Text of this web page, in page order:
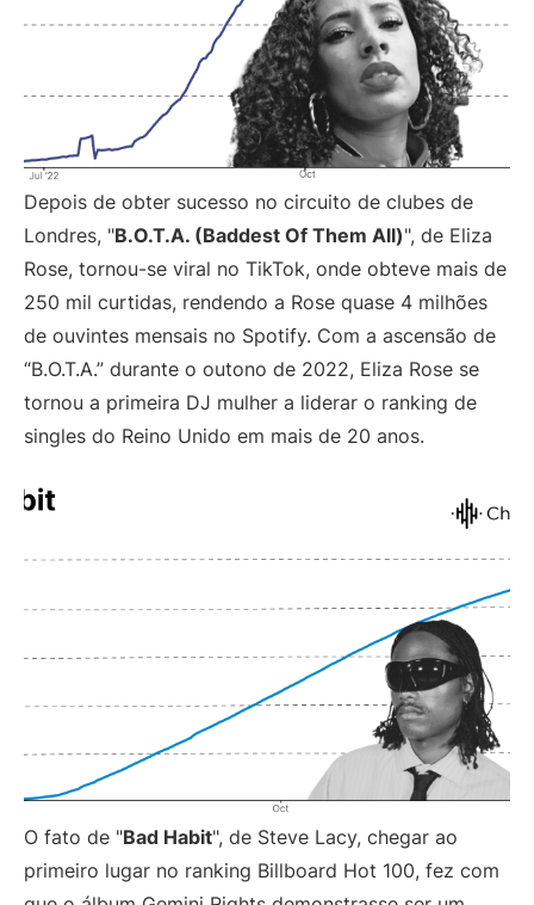
Depois de obter sucesso no circuito de clubes de
Londres, "B.O.T.A. (Baddest Of Them All)", de Eliza
Rose, tornou-se viral no TikTok, onde obteve mais de
250 mil curtidas, rendendo a Rose quase 4 milhões
de ouvintes mensais no Spotify. Com a ascensão de
“B.O.T.A.” durante o outono de 2022, Eliza Rose se
tornou a primeira DJ mulher a liderar o ranking de
singles do Reino Unido em mais de 20 anos.
O fato de "Bad Habit", de Steve Lacy, chegar ao
primeiro lugar no ranking Billboard Hot 100, fez com